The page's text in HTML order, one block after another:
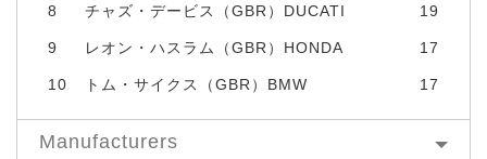
8 チャズ・デービス（GBR）DUCATI 19
9 レオン・ハスラム（GBR）HONDA 17
10 トム・サイクス（GBR）BMW 17
Manufacturers